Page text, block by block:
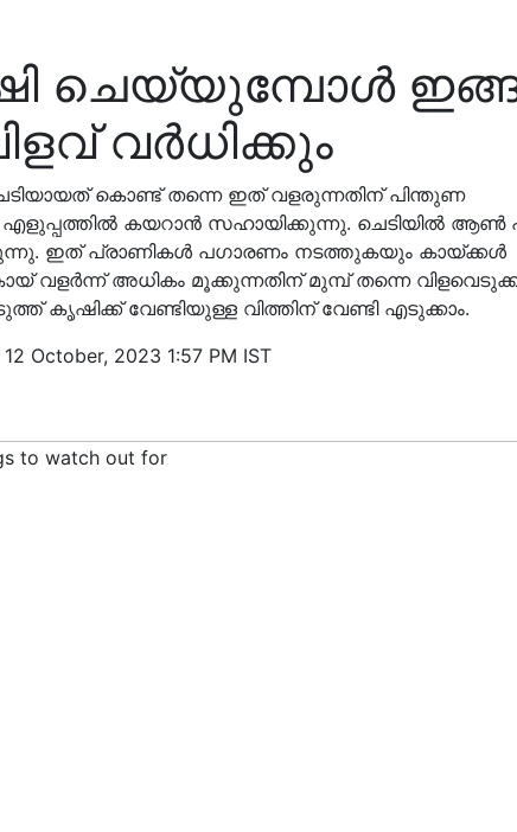
ചെയ്യുമ്പോൾ
വർധിക്കും
കൊണ്ട് തന്നെ ഇത് വളരുന്നതിന് പിന്തുണ
കയറാൻ സഹായിക്കുന്നു. ചെടിയിൽ ആൺ
ഇത് പ്രാണികൾ പഗാരണം നടത്തുകയും കായ്ക്കൾ
അധികം മൂക്കുന്നതിന് മുമ്പ് തന്നെ
വേണ്ടിയുള്ള വിത്തിന് വേണ്ടി എടുക്കാം.
October, 2023 1:57 PM IST